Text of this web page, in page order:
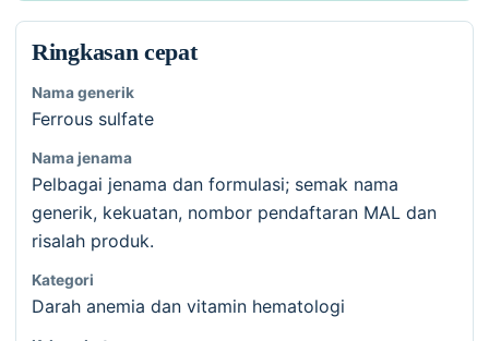
Ringkasan cepat
Nama generik
Ferrous sulfate
Nama jenama
Pelbagai jenama dan formulasi; semak nama
generik, kekuatan, nombor pendaftaran MAL dan
risalah produk.
Kategori
Darah anemia dan vitamin hematologi